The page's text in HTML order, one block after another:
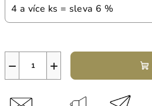
4 a více ks = sleva 6 %
+
−